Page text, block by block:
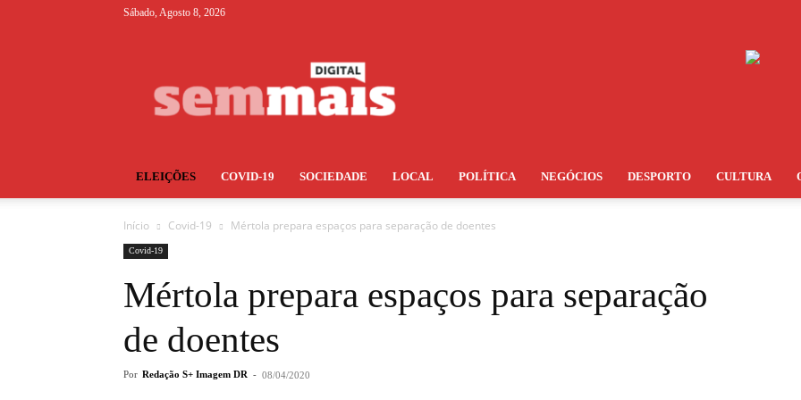
Sábado, Agosto 8, 2026
ELEIÇÕES COVID-19 SOCIEDADE LOCAL POLÍTICA NEGÓCIOS DESPORTO CULTURA
Início Covid-19 Mértola prepara espaços para separação de doentes
Covid-19
Mértola prepara espaços para separação
de doentes
Por Redação S+ Imagem DR - 08/04/2020